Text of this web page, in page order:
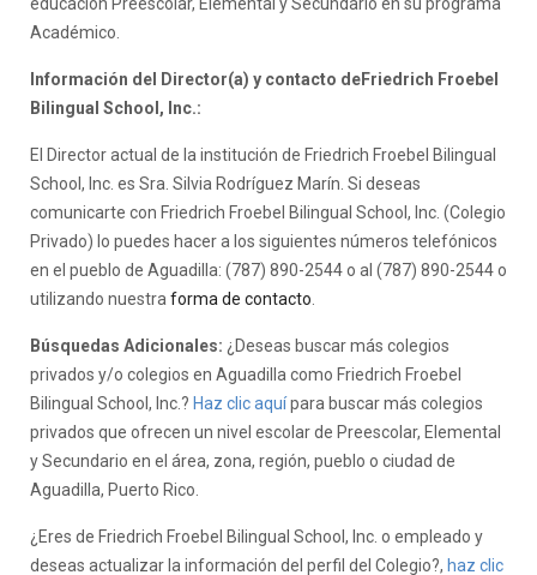
Académico.
Información del Director(a) y contacto deFriedrich Froebel
Bilingual School, Inc.:
El Director actual de la institución de Friedrich Froebel Bilingual
School, Inc. es Sra. Silvia Rodríguez Marín. Si deseas
comunicarte con Friedrich Froebel Bilingual School, Inc. (Colegio
Privado) lo puedes hacer a los siguientes números telefónicos
en el pueblo de Aguadilla: (787) 890-2544 o al (787) 890-2544 o
utilizando nuestra forma de contacto
Búsquedas Adicionales: ¿Deseas buscar más colegios
privados y/o colegios en Aguadilla como Friedrich Froebel
Bilingual School, Inc.? Haz clic aquípara buscar más colegios
privados que ofrecen un nivel escolar de Preescolar, Elemental
y Secundario en el área, zona, región, pueblo o ciudad de
Aguadilla, Puerto Rico.
¿Eres de Friedrich Froebel Bilingual School, Inc. o empleado y
deseas actualizar la información del perfil del Colegio?, haz clic